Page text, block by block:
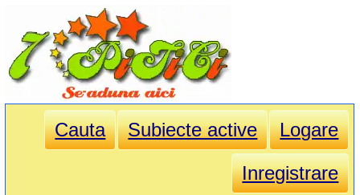
Cauta Subiecte active
Logare
Inregistrare